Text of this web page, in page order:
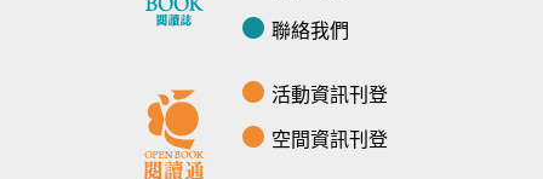
聯絡我們
活動資訊刊登
空間資訊刊登